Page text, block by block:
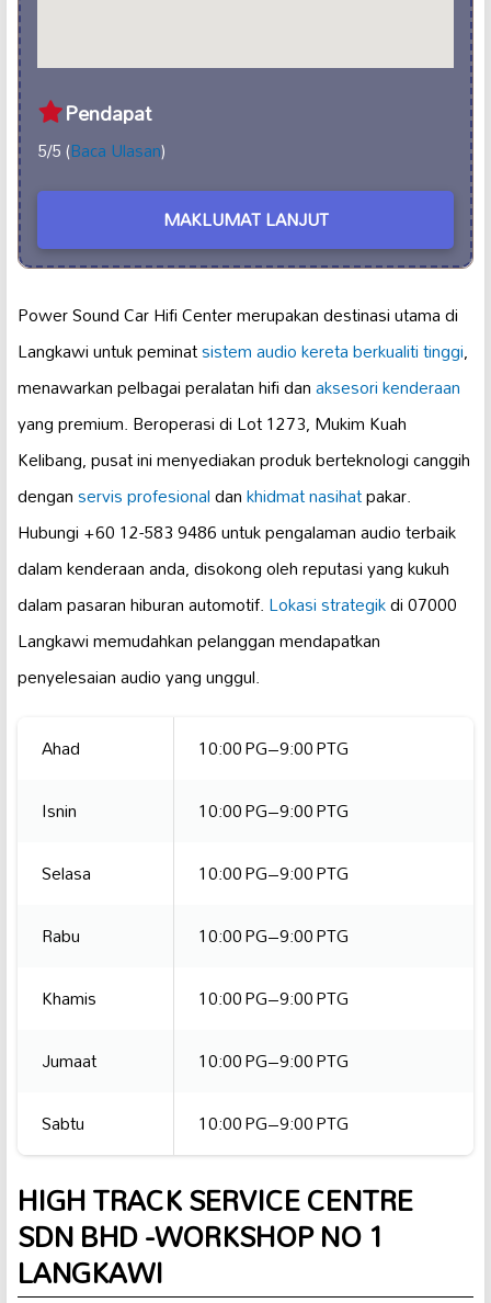
Pendapat
5/5 (Baca Ulasan)
MAKLUMAT LANJUT
Power Sound Car Hifi Center merupakan destinasi utama di
Langkawi untuk peminatsistem audio keretaberkualiti tinggi,
menawarkan pelbagai peralatan hifi danaksesori kenderaan
yang premium. Beroperasi di Lot 1273, Mukim Kuah
Kelibang, pusat ini menyediakan produk berteknologi canggih
denganservis profesionaldankhidmat nasihatpakar.
Hubungi +60 12-583 9486 untuk pengalaman audio terbaik
dalam kenderaan anda, disokong oleh reputasi yang kukuh
dalam pasaran hiburan automotif.Lokasi strategikdi 07000
Langkawi memudahkan pelanggan mendapatkan
penyelesaian audio yang unggul.
Ahad
10:00 PG–9:00 PTG
Isnin
10:00 PG–9:00 PTG
Selasa
10:00 PG–9:00 PTG
Rabu
10:00 PG–9:00 PTG
Khamis
10:00 PG–9:00 PTG
Jumaat
10:00 PG–9:00 PTG
Sabtu
10:00 PG–9:00 PTG
HIGH TRACK SERVICE CENTRE
SDN BHD -WORKSHOP NO 1
LANGKAWI